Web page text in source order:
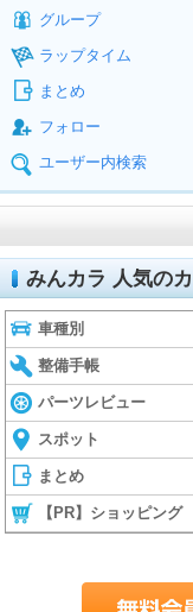
グループ
ラップタイム
まとめ
フォロー
ユーザー内検索
みんカラ 人気の
車種別
整備手帳
パーツレビュー
スポット
まとめ
【PR】ショッピング